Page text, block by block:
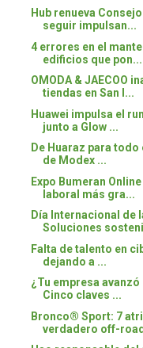
Hub renueva
seguir impulsan...
4 errores en el
edificios que pon...
OMODA & JAECOO
tiendas en San I...
Huawei impulsa el
junto a Glow ...
De Huaraz para
de Modex ...
Expo Bumeran
laboral más gra...
Día Internacional de
Soluciones
Falta de talento en
dejando a ...
¿Tu empresa
Cinco claves ...
Bronco® Sport: 7
verdadero off-